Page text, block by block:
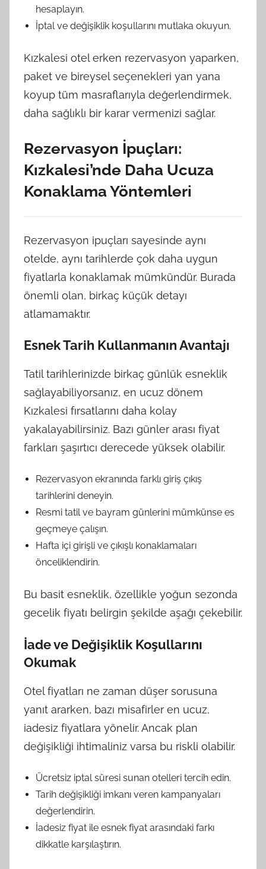
hesaplayın.
İptal ve değişiklik koşullarını mutlaka okuyun.
Kızkalesi otel erken rezervasyon yaparken,
paket ve bireysel seçenekleri yan yana
koyup tüm masraflarıyla değerlendirmek,
daha sağlıklı bir karar vermenizi sağlar.
Rezervasyon İpuçları:
Kızkalesi’nde Daha Ucuza
Konaklama Yöntemleri
Rezervasyon ipuçları sayesinde aynı
otelde, aynı tarihlerde çok daha uygun
fiyatlarla konaklamak mümkündür. Burada
önemli olan, birkaç küçük detayı
atlamamaktır.
Esnek Tarih Kullanmanın Avantajı
Tatil tarihlerinizde birkaç günlük esneklik
sağlayabiliyorsanız, en ucuz dönem
Kızkalesi fırsatlarını daha kolay
yakalayabilirsiniz. Bazı günler arası fiyat
farkları şaşırtıcı derecede yüksek olabilir.
Rezervasyon ekranında farklı giriş çıkış
tarihlerini deneyin.
Resmi tatil ve bayram günlerini mümkünse es
geçmeye çalışın.
Hafta içi girişli ve çıkışlı konaklamaları
önceliklendirin.
Bu basit esneklik, özellikle yoğun sezonda
gecelik fiyatı belirgin şekilde aşağı çekebilir.
İade ve Değişiklik Koşullarını
Okumak
Otel fiyatları ne zaman düşer sorusuna
yanıt ararken, bazı misafirler en ucuz,
iadesiz fiyatlara yönelir. Ancak plan
değişikliği ihtimaliniz varsa bu riskli olabilir.
Ücretsiz iptal süresi sunan otelleri tercih edin.
Tarih değişikliği imkanı veren kampanyaları
değerlendirin.
İadesiz fiyat ile esnek fiyat arasındaki farkı
dikkatle karşılaştırın.